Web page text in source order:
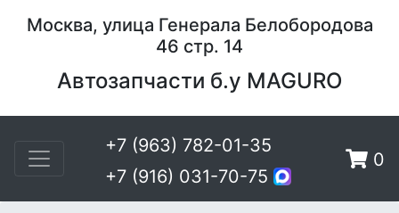
Москва, улица Генерала Белобородова
46 стр. 14
Автозапчасти б.у MAGURO
+7 (963) 782-01-35
+7 (916) 031-70-75
0